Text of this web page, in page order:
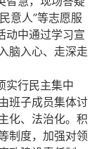
意人”等志愿服
动中通过学习宣
脑入心、走深走
实行民主集中
班子成员集体讨
化、法治化。积
制度，加强对领